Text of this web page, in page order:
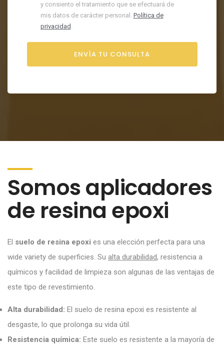
y consiento el tratamiento que se efectuará de
mis datos de carácter personal. Política de
privacidad .
Somos aplicadores
de resina epoxi
El suelo de resina epoxi es una elección perfecta para una
wide variety de superficies. Su alta durabilidad, resistencia a
químicos y facilidad de limpieza son algunas de las ventajas de
este tipo de revestimiento.
Alta durabilidad: El suelo de resina epoxi es resistente al
desgaste, lo que prolonga su vida útil.
Resistencia química: Este suelo es resistente a la mayoría de